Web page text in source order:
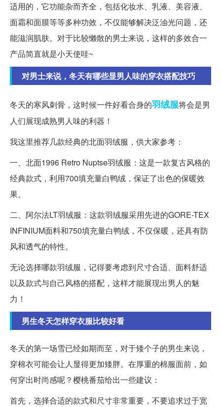
适用的，它功能杂而齐全，包括化妆水、乳液、美容液、
面霜和面膜等等多种功效，不仅能够解决泛油光问题，还
能滋润肌肤。对于比较懒散的男士来说，这样的多效合一
产品简直就是小天使哇~
对男士来说，冬天有哪些显男人味的穿衣搭配技巧
冬天的寒风刺骨，这时候一件好看合身的羽绒服将会是男
人们展现成熟男人味的利器！
我这里推荐几款经典的北面羽绒服，供大家参考：
一、北面1996 Retro Nuptse羽绒服：这是一款复古风格的
经典款式，利用700填充量白鸭绒，保证了出色的保暖效
果。
二、阿尔法LT羽绒服：这款羽绒服采用先进的GORE-TEX
INFINIUM面料和750填充量白鸭绒，不仅保暖，还具有防
风和透气的特性。
无论选择哪款羽绒服，记得要考虑到尺寸合适、面料舒适
以及款式与自己风格的搭配，这样才能展现出男人的魅
力！
男生冬天怎样穿衣服比较好看
冬天的第一场雪已经如期而至，对于矮个子的男生来说，
穿棉衣可能会让人显得更加矮胖。在厚重的棉服面前，如
何穿出时尚感呢？樱桃番茄给出一些建议：
首先，选择合适的款式和尺寸非常重要，不要追求过于宽